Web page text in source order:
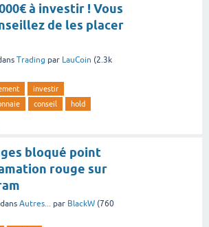
à investir ! Vous
de les placer
Trading par LauCoin (2.3k
investir
conseil
hold
bloqué point
rouge sur
dans Autres... par BlackW (760